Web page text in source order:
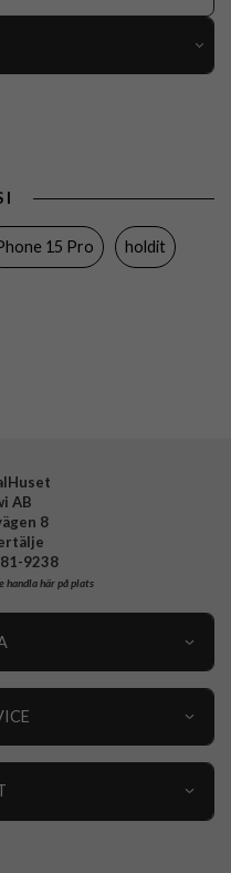
laddning-kompatibel
Grön
I
15 Pro holdit
AB
8
9238
handla här på plats